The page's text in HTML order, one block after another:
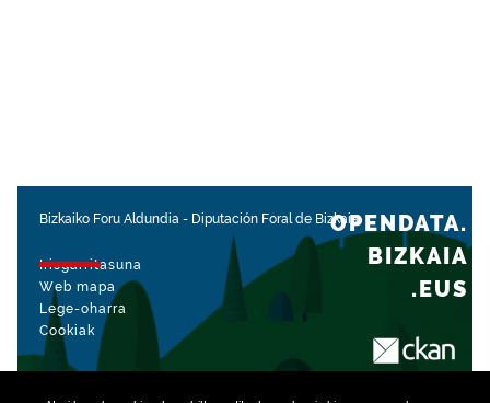
Bizkaiko Foru Aldundia - Diputación Foral de Bizkaia
Irisgarritasuna
Web mapa
Lege-oharra
Cookiak
OPENDATA.
BIZKAIA
.EUS